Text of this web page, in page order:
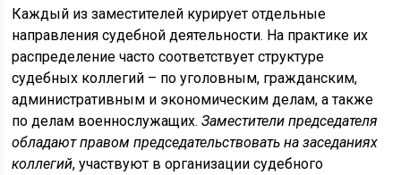
Каждый из заместителей курирует отдельные
направления судебной деятельности. На практике их
распределение часто соответствует структуре
судебных коллегий – по уголовным, гражданским,
административным и экономическим делам, а также
по делам военнослужащих.Заместители председателя
обладают правом председательствовать на заседаниях
коллегий, участвуют в организации судебного